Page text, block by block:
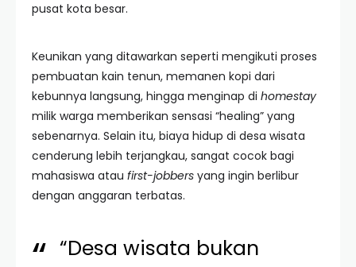
pusat kota besar.
Keunikan yang ditawarkan seperti mengikuti proses
pembuatan kain tenun, memanen kopi dari
kebunnya langsung, hingga menginap di homestay
milik warga memberikan sensasi “healing” yang
sebenarnya. Selain itu, biaya hidup di desa wisata
cenderung lebih terjangkau, sangat cocok bagi
mahasiswa atau first-jobbers yang ingin berlibur
dengan anggaran terbatas.
“Desa wisata bukan